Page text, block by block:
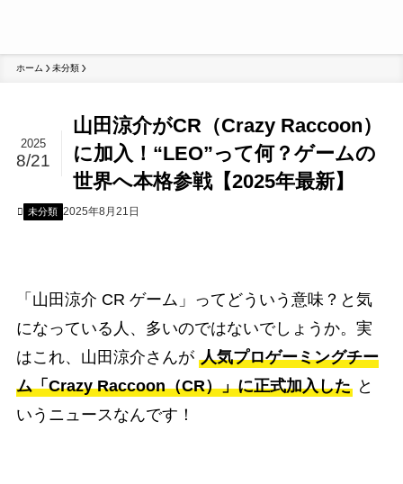
ホーム 未分類
山田涼介がCR（Crazy Raccoon）
に加入！“LEO”って何？ゲームの
世界へ本格参戦【2025年最新】
2025
8/21
未分類 2025年8月21日
「山田涼介 CR ゲーム」ってどういう意味？と気
になっている人、多いのではないでしょうか。実
はこれ、山田涼介さんが 人気プロゲーミングチー
ム「Crazy Raccoon（CR）」に正式加入したと
いうニュースなんです！